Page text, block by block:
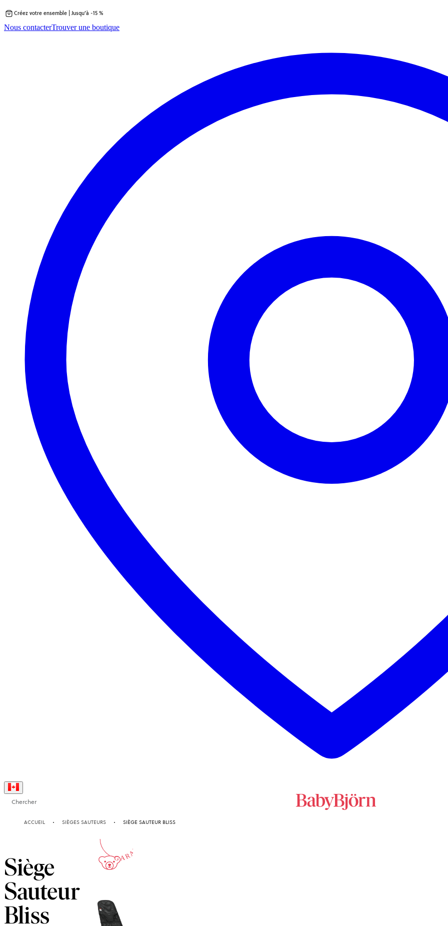
au
Créez votre ensemble | Jusqu’à -15 %
Nous contacterTrouver une boutique
Chercher
ACCUEIL SIÈGES SAUTEURS SIÈGE SAUTEUR BLISS
Siège
Sauteur
Bliss
10-AN
GARANTIE